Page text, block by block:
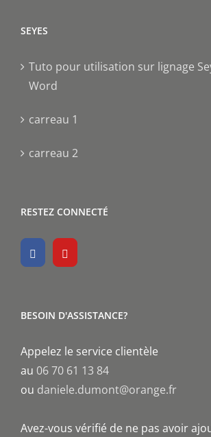
SEYES
Tuto pour utilisation sur lignage
Word
carreau 1
carreau 2
RESTEZ CONNECTÉ
BESOIN D'ASSISTANCE?
Appelez le service clientèle
au 06 70 61 13 84
ou daniele.dumont@orange.fr
Avez-vous vérifié de ne pas avoir